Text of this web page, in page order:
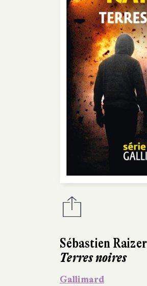
Sébastien Raizer
Terres noires
Gallimard